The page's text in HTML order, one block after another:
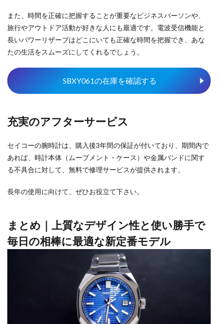
また、時間を正確に把握することが重要なビジネスパーソンや、
旅行やアウトドア活動が好きな人にも最適です。電波受信機能と
長いパワーリザーブはどこにいても正確な時間を把握でき、あな
たの生活をスムーズにしてくれるでしょう。
SBXY061の在庫を確認する
充実のアフターサービス
セイコーの腕時計は、購入後3年間の保証が付いており、期間内で
あれば、時計本体（ムーブメント・ケース）や金属バンドに関す
る不具合に対して、無料で修理サービスが提供されます。
長年の使用に向けて、ぜひお役立て下さい。
まとめ｜上質なデザイン性と使い勝手で
毎日の相棒に最適な新定番モデル